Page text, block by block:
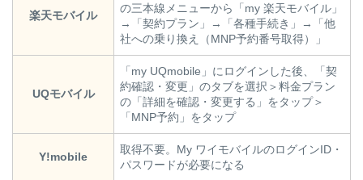
楽天モバイル
の三本線メニューから「my 楽天モバイル」
→「契約プラン」→「各種手続き」→「他
社への乗り換え（MNP予約番号取得）」
UQモバイル
「my UQmobile」にログインした後、「契
約確認・変更」のタブを選択＞料金プラン
の「詳細を確認・変更する」をタップ＞
「MNP予約」をタップ
Y!mobile
取得不要。My ワイモバイルのログインID・
パスワードが必要になる